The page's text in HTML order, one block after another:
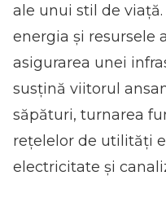
ale unui stil de
energia și resursele
asigurarea unei
susțină viitorul
săpături, turnarea
rețelelor de utilități
electricitate și